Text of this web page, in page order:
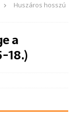
Huszáros hosszú
a
18.)